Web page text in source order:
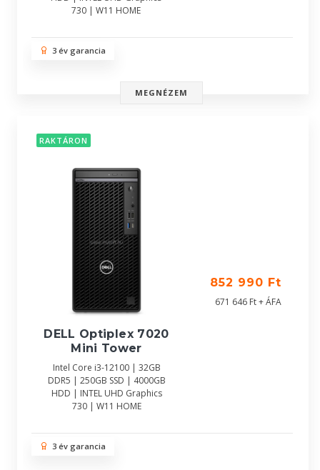
730 | W11 HOME
3 év garancia
MEGNÉZEM
RAKTÁRON
DELL Optiplex 7020
Mini Tower
Intel Core i3-12100 | 32GB
DDR5 | 250GB SSD | 4000GB
HDD | INTEL UHD Graphics
730 | W11 HOME
852 990 Ft
671 646 Ft + ÁFA
3 év garancia